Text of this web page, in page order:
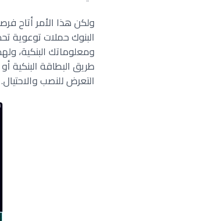
ولكن هذا الأمر أتاح
البنوك حملات توعوية
ومعلوماتك البنكية،
طريق البطاقة البنكية
التعرض للنصب والاحتيال.